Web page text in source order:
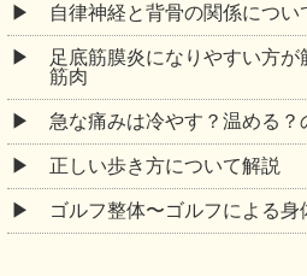
自律神経と背骨の関係につい
足底筋膜炎になりやすい方
筋肉
急な痛みは冷やす？温める？
正しい歩き方について解説
ゴルフ整体〜ゴルフによる身